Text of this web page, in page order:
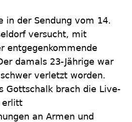
in der Sendung vom 14.
versucht, mit
entgegenkommende
damals 23-Jährige war
verletzt worden.
Gottschalk brach die Live-
erlitt
an Armen und